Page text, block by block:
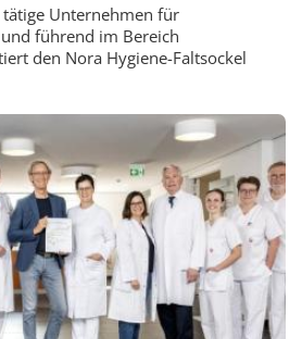
Unternehmen für
führend im Bereich
den Nora Hygiene-Faltsockel